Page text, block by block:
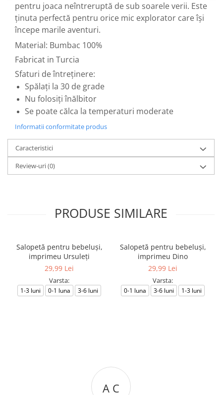
pentru joaca neîntreruptă de sub soarele verii. Este
ținuta perfectă pentru orice mic explorator care își
începe marile aventuri.
Material: Bumbac 100%
Fabricat in Turcia
Sfaturi de întreținere:
Spălați la 30 de grade
Nu folosiți înălbitor
Se poate călca la temperaturi moderate
Informatii conformitate produs
Caracteristici
Review-uri(0)
PRODUSE SIMILARE
Salopetă pentru bebeluși,
imprimeu Ursuleți
29,99 Lei
Varsta:
1-3 luni 0-1 luna 3-6 luni
Salopetă pentru bebeluși,
imprimeu Dino
29,99 Lei
Varsta:
0-1 luna 3-6 luni 1-3 luni